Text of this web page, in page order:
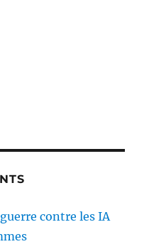
contre les IA